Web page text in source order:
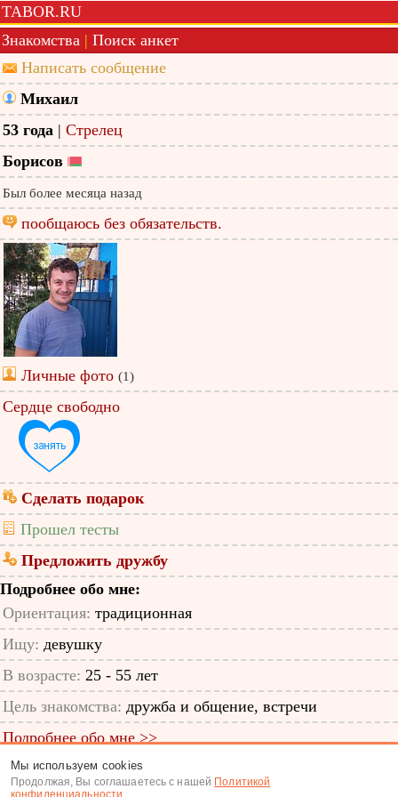
TABOR.RU
Знакомства | Поиск анкет
Написать сообщение
Михаил
53 года | Стрелец
Борисов
Был более месяца назад
пообщаюсь без обязательств.
Личные фото (1)
Сердце свободно
Сделать подарок
Прошел тесты
Предложить дружбу
Подробнее обо мне:
Ориентация: традиционная
Ищу: девушку
В возрасте: 25 - 55 лет
Цель знакомства: дружба и общение, встречи
Подробнее обо мне >>
ID анкеты: 13070859
Мы используем cookies
Продолжая, Вы соглашаетесь с нашей Политикой
конфиденциальности